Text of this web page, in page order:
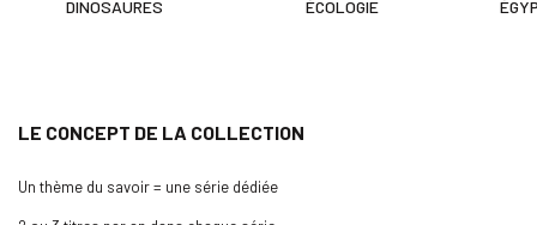
DINOSAURES ÉCOLOGIE
LE CONCEPT DE LA COLLECTION
Un thème du savoir = une série dédiée